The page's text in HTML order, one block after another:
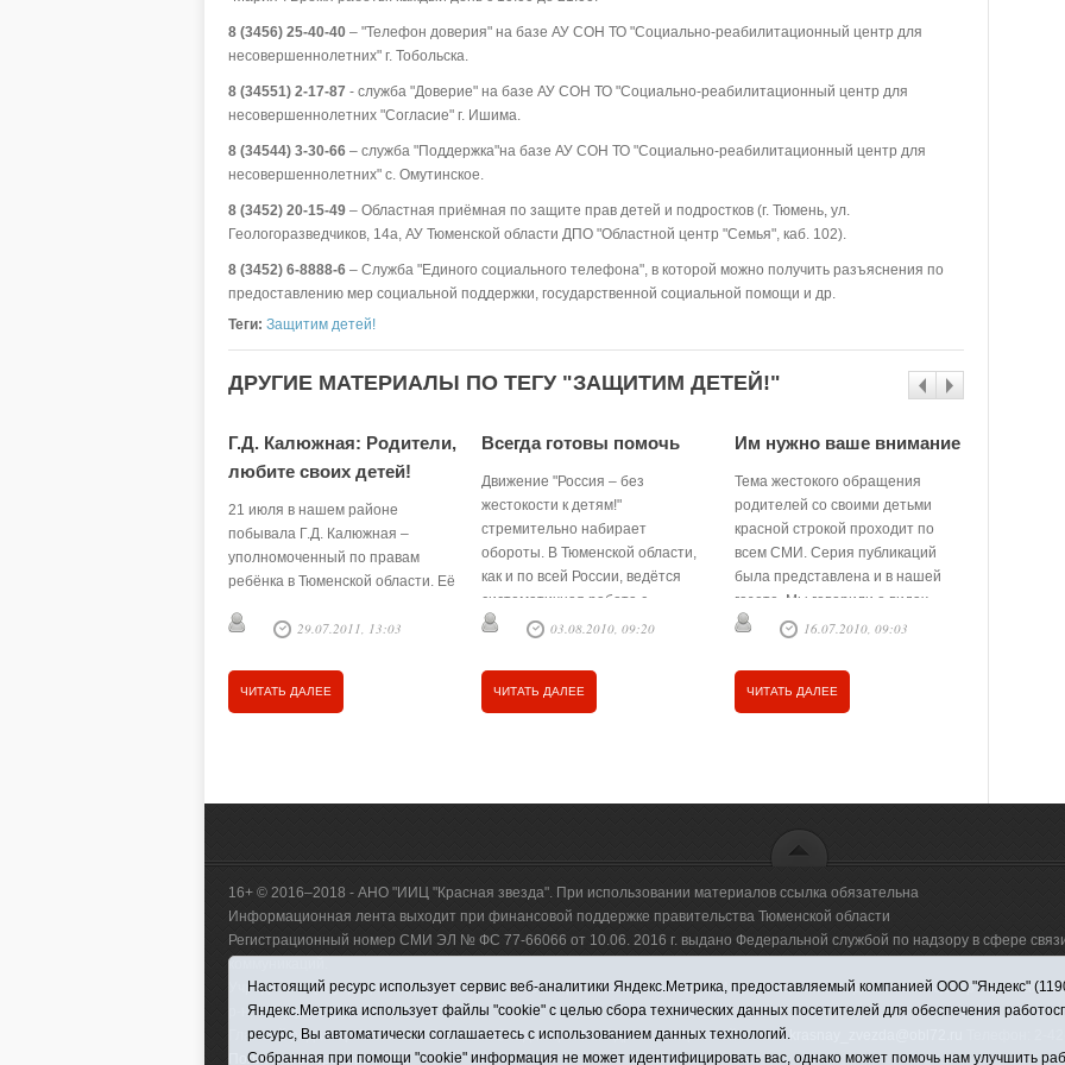
8 (3456) 25-40-40 – "Телефон доверия" на базе АУ СОН ТО "Социально-реабилитационный центр для
несовершеннолетних" г. Тобольска.
8 (34551) 2-17-87 - служба "Доверие" на базе АУ СОН ТО "Социально-реабилитационный центр для
несовершеннолетних "Согласие" г. Ишима.
8 (34544) 3-30-66 – служба "Поддержка"на базе АУ СОН ТО "Социально-реабилитационный центр для
несовершеннолетних" с. Омутинское.
8 (3452) 20-15-49 – Областная приёмная по защите прав детей и подростков (г. Тюмень, ул.
Геологоразведчиков, 14а, АУ Тюменской области ДПО "Областной центр "Семья", каб. 102).
8 (3452) 6-8888-6 – Служба "Единого социального телефона", в которой можно получить разъяснения по
предоставлению мер социальной поддержки, государственной социальной помощи и др.
Теги: Защитим детей!
ДРУГИЕ МАТЕРИАЛЫ ПО ТЕГУ "ЗАЩИТИМ ДЕТЕЙ!"
Г.Д. Калюжная: Родители,
любите своих детей!
21 июля в нашем районе
побывала Г.Д. Калюжная –
уполномоченный по правам
ребёнка в Тюменской области. Её
поездка, цель которой –
только со …
29.07.2011, 13:03
ЧИТАТЬ ДАЛЕЕ
Всегда готовы помочь
Движение "Россия – без
жестокости к детям!"
стремительно набирает
обороты. В Тюменской области,
как и по всей России, ведётся
систематичная работа с
несовершеннолетними,
03.08.2010, 09:20
ЧИТАТЬ ДАЛЕЕ
Им нужно ваше внимание
Тема жестокого обращения
родителей со своими детьми
красной строкой проходит по
всем СМИ. Серия публикаций
была представлена и в нашей
газете. Мы говорили о видах
жестокого обращения, о мерах …
16.07.2010, 09:03
ЧИТАТЬ ДАЛЕЕ
16+ © 2016–2018 - АНО "ИИЦ "Красная звезда". При использовании материалов ссылка обязательна
Информационная лента выходит при финансовой поддержке правительства Тюменской области
Регистрационный номер СМИ ЭЛ № ФС 77-66066 от 10.06. 2016 г. выдано Федеральной службой по надзору в сфере
коммуникаций.
Учредитель (соучредители) Автономная некоммерческая организация "Информационно-издательский центр "Красная
р-н, с. Викулово, ул. Ленина, д. 5).
Главный редактор Антюхова Светлана Владимировна. Адрес электронной почты:krasnay_zvezda@obl72.ru
Политика оператора|RSS
Настоящий ресурс использует сервис веб-аналитики Яндекс.Метрика, предоставляемый компанией ООО "Яндекс"
Яндекс.Метрика использует файлы "cookie" с целью сбора технических данных посетителей для обеспечения
ресурс, Вы автоматически соглашаетесь с использованием данных технологий.
Собранная при помощи "cookie" информация не может идентифицировать вас, однако может помочь нам улучшить